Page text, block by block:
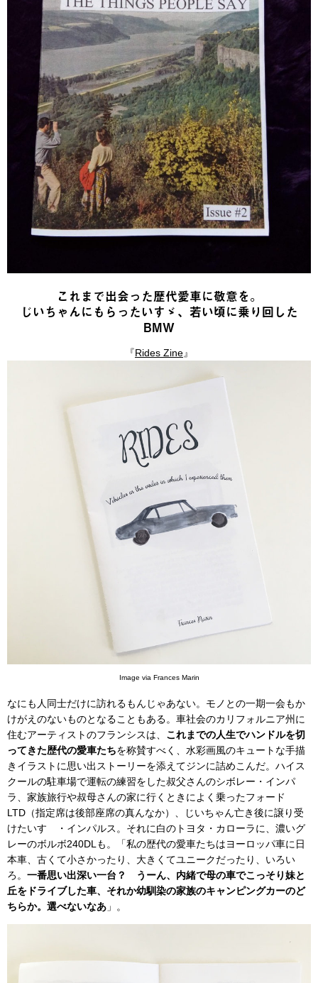
これまで出会った歴代愛車に敬意を。
じいちゃんにもらったいすゞ、若い頃に乗り回した
BMW
『Rides Zine』
Image via Frances Marin
なにも人同士だけに訪れるもんじゃあない。モノとの一期一会もか
けがえのないものとなることもある。車社会のカリフォルニア州に
住むアーティストのフランシスは、 これまでの人生でハンドルを切
ってきた歴代の愛車たちを称賛すべく、水彩画風のキュートな手描
きイラストに思い出ストーリーを添えてジンに詰めこんだ。ハイス
クールの駐車場で運転の練習をした叔父さんのシボレー・インパ
ラ、家族旅行や叔母さんの家に行くときによく乗ったフォード
LTD（指定席は後部座席の真んなか）、じいちゃん亡き後に譲り受
けたいすゞ・インパルス。それに白のトヨタ・カローラに、濃いグ
レーのボルボ240DLも。「私の歴代の愛車たちはヨーロッパ車に日
本車、古くて小さかったり、大きくてユニークだったり、いろい
ろ。 一番思い出深い一台？ うーん、内緒で母の車でこっそり妹と
丘をドライブした車、それか幼馴染の家族のキャンピングカーのど
ちらか。選べないなあ 」。